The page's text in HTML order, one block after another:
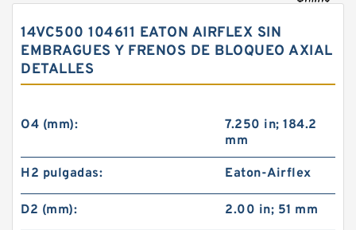
42VC650 104609 Eaton Airflex sin embragues y
frenos de bloqueo axial
14VC500 104611 EATON AIRFLEX SIN
EMBRAGUES Y FRENOS DE BLOQUEO AXIAL
DETALLES
O4 (mm):
7.250 in; 184.2
mm
H2 pulgadas: Eaton-Airflex
D2 (mm): 2.00 in; 51 mm